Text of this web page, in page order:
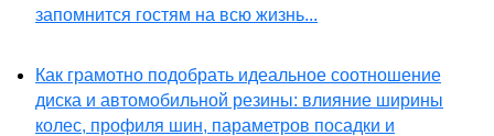
запомнится гостям на всю жизнь...
Как грамотно подобрать идеальное соотношение
диска и автомобильной резины: влияние ширины
колес, профиля шин, параметров посадки и